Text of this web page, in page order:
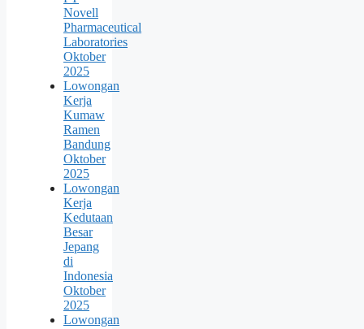
Novell
Pharmaceutical
Laboratories
Oktober
2025
Lowongan
Kerja
Kumaw
Ramen
Bandung
Oktober
2025
Lowongan
Kerja
Kedutaan
Besar
Jepang
di
Indonesia
Oktober
2025
Lowongan